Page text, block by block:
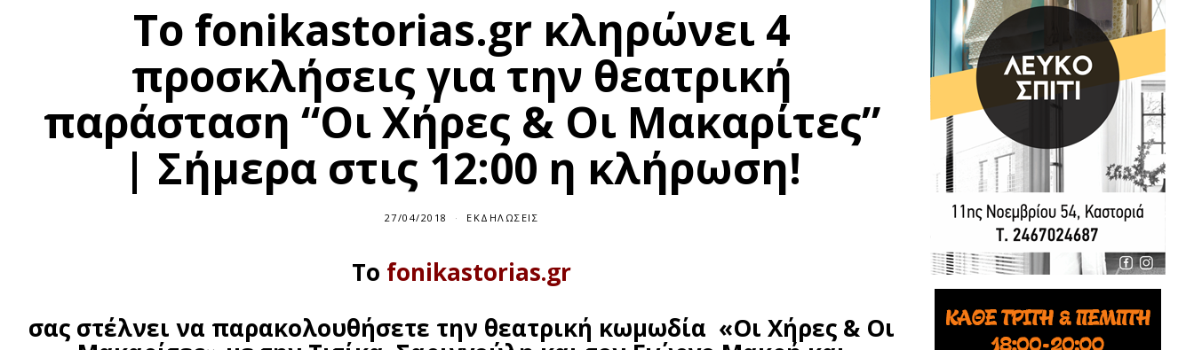
Το fonikastorias.gr κληρώνει 4
προσκλήσεις για την θεατρική
παράσταση “Οι Χήρες & Οι Μακαρίτες”
| Σήμερα στις 12:00 η κλήρωση!
27/04/2018 ΕΚΔΗΛΏΣΕΙΣ
Το fonikastorias.gr
σας στέλνει να παρακολουθήσετε την θεατρική κωμωδία «Οι Χήρες & Οι